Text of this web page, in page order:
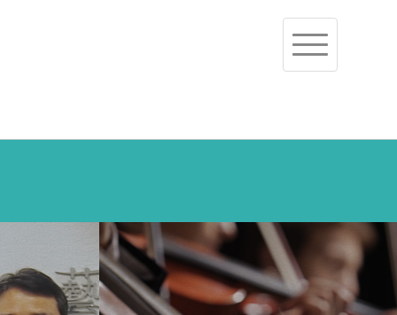
Toggle
navigation